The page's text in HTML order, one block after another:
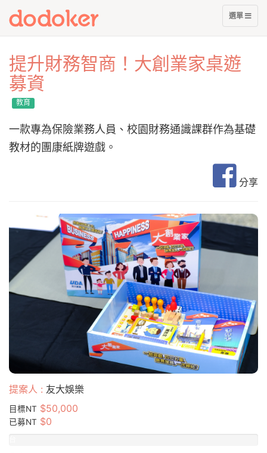
展
開
選
選單
提升財務智商！大創業家桌遊
募資
教育
一款專為保險業務人員、校園財務通識課群作為基礎
教材的團康紙牌遊戲。
分享
提案人 : 友大娛樂
目標NT $50,000
已募NT $0